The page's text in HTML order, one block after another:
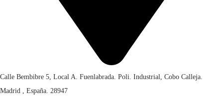
Calle Bembibre 5, Local A. Fuenlabrada. Poli. Industrial, Cobo Calleja.
Madrid , España. 28947